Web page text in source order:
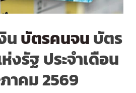
นบัตรคนจนบัตร
งรัฐ ประจำเดือน
าคม 2569